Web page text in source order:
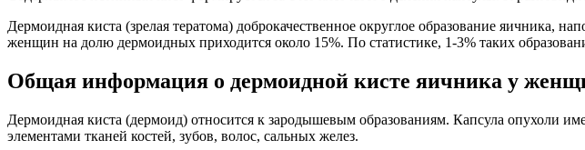
Дермоидная киста (зрелая тератома) доброкачественное округлое образование
женщин на долю дермоидных приходится около 15%. По статистике, 1-3% таких
Общая информация о дермоидной кисте яичника у
Дермоидная киста (дермоид) относится к зародышевым образованиям. Капсула опухоли
элементами тканей костей, зубов, волос, сальных желез.